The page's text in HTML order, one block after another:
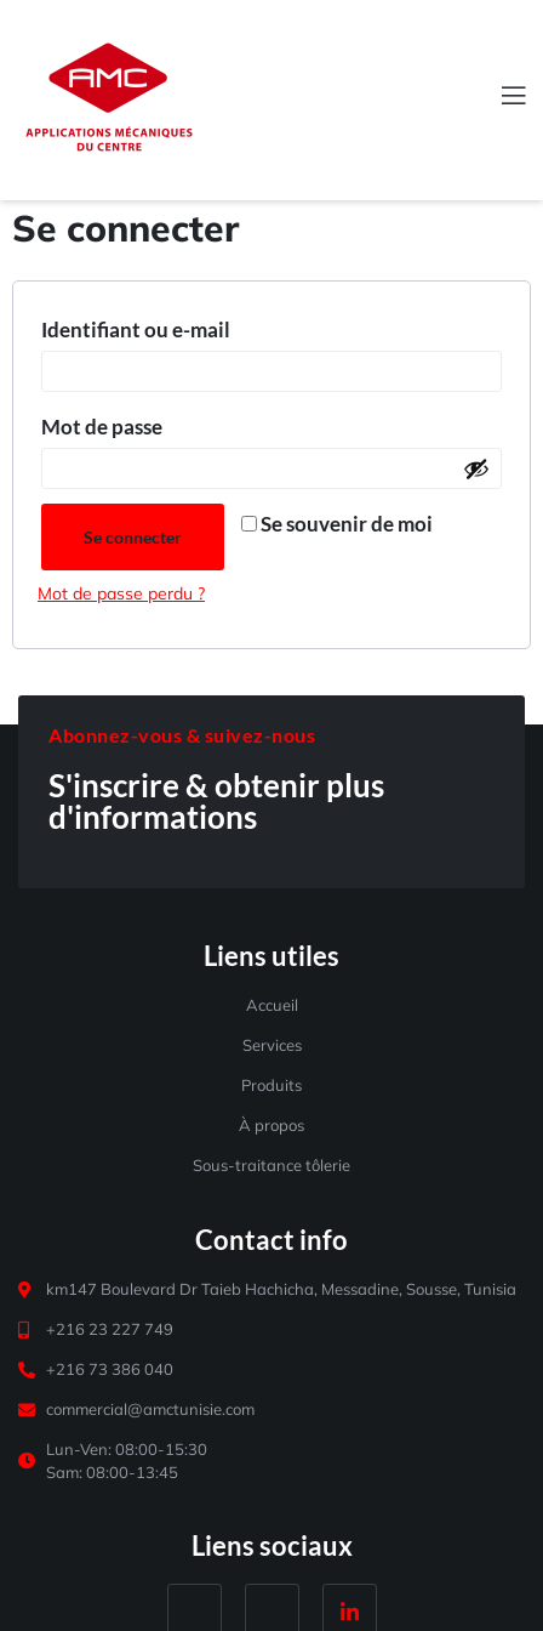
Se connecter
Identifiant ou e-mail
Mot de passe
Se souvenir de moi
Se connecter
Mot de passe perdu ?
Abonnez-vous & suivez-nous
S'inscrire & obtenir plus
d'informations
Liens utiles
Accueil
Services
Produits
À propos
Sous-traitance tôlerie
Contact info
km147 Boulevard Dr Taieb Hachicha, Messadine, Sousse, Tunisia
+216 23 227 749
+216 73 386 040
commercial@amctunisie.com
Lun-Ven: 08:00-15:30
Sam: 08:00-13:45
Liens sociaux